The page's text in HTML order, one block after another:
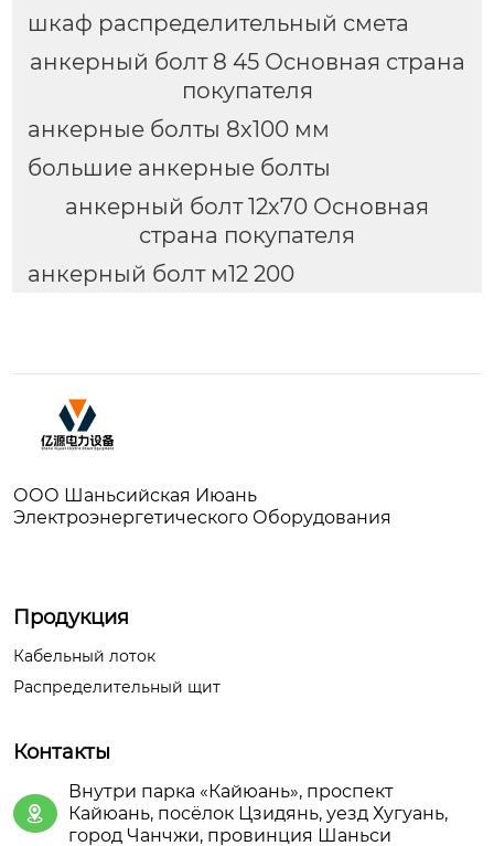
шкаф распределительный смета
анкерный болт 8 45 Основная страна
покупателя
анкерные болты 8х100 мм
большие анкерные болты
анкерный болт 12х70 Основная
страна покупателя
анкерный болт м12 200
ООО Шаньсийская Июань
Электроэнергетического Оборудования
Продукция
Кабельный лоток
Распределительный щит
Контакты

Внутри парка «Кайюань», проспект
Кайюань, посёлок Цзидянь, уезд Хугуань,
город Чанчжи, провинция Шаньси